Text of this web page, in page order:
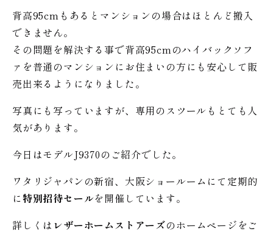
背高95cmもあるとマンションの場合はほとんど搬入
できません。
その問題を解決する事で背高95cmのハイバックソフ
ァを普通のマンションにお住まいの方にも安心して販
売出来るようになりました。
写真にも写っていますが、専用のスツールもとても人
気があります。
今日はモデルJ9370のご紹介でした。
ワタリジャパンの新宿、大阪ショールームにて定期的
に特別招待セールを開催しています。
詳しくは レザーホームストアーズのホームページをご